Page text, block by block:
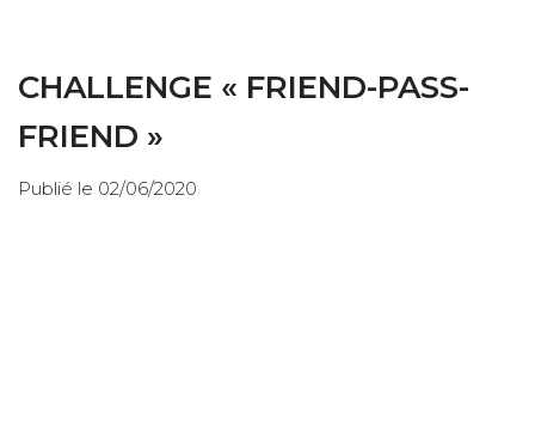
CHALLENGE « FRIEND-PASS-
FRIEND »
Publié le 02/06/2020